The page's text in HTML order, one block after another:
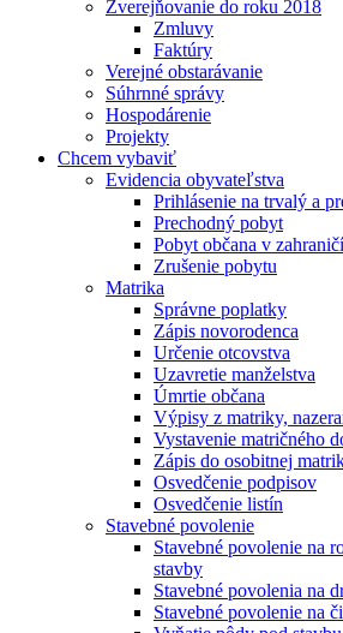
Zverejňovanie do roku 2018
Zmluvy
Faktúry
Verejné obstarávanie
Súhrnné správy
Hospodárenie
Projekty
Chcem vybaviť
Evidencia obyvateľstva
Prihlásenie na trvalý a
Prechodný pobyt
Pobyt občana v zahraničí
Zrušenie pobytu
Matrika
Správne poplatky
Zápis novorodenca
Určenie otcovstva
Uzavretie manželstva
Úmrtie občana
Výpisy z matriky,
Vystavenie matričného
Zápis do osobitnej
Osvedčenie podpisov
Osvedčenie listín
Stavebné povolenie
Stavebné povolenie na
stavby
Stavebné povolenia na
Stavebné povolenie na